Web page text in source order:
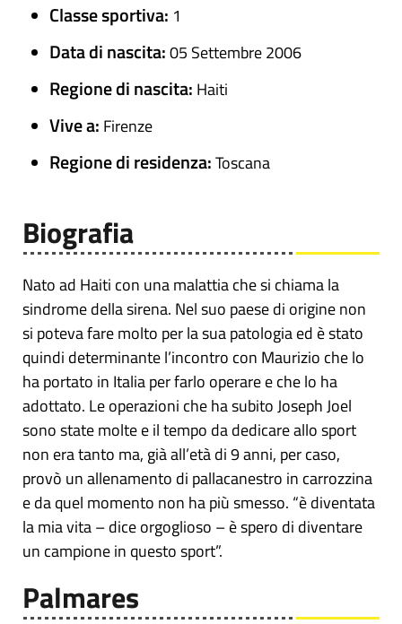
Classe sportiva: 1
Data di nascita:05 Settembre 2006
Regione di nascita: Haiti
Vive a: Firenze
Regione di residenza:Toscana
Biografia
Nato ad Haiti con una malattia che si chiama la
sindrome della sirena. Nel suo paese di origine non
si poteva fare molto per la sua patologia ed è stato
quindi determinante l’incontro con Maurizio che lo
ha portato in Italia per farlo operare e che lo ha
adottato. Le operazioni che ha subito Joseph Joel
sono state molte e il tempo da dedicare allo sport
non era tanto ma, già all’età di 9 anni, per caso,
provò un allenamento di pallacanestro in carrozzina
e da quel momento non ha più smesso. “è diventata
la mia vita – dice orgoglioso – è spero di diventare
un campione in questo sport”.
Palmares